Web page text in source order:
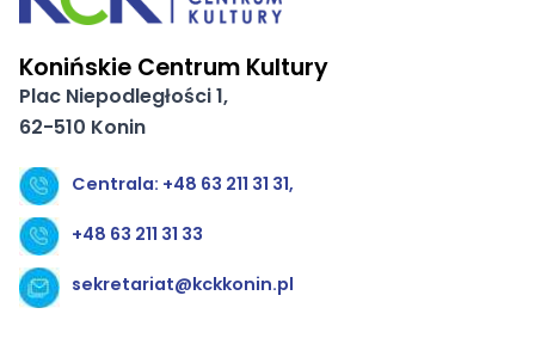
Konińskie Centrum Kultury
Plac Niepodległości 1,
62-510 Konin
Centrala: +48 63 211 31 31,
+48 63 211 31 33
sekretariat@kckkonin.pl